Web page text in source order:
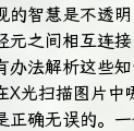
的智慧是不透
元之间相互连
办法解析这些
X光扫描图片中
正确无误的。